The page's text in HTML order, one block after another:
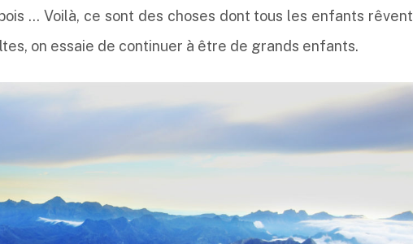
… Voilà, ce sont des choses dont tous les enfants rêvent
on essaie de continuer à être de grands enfants.